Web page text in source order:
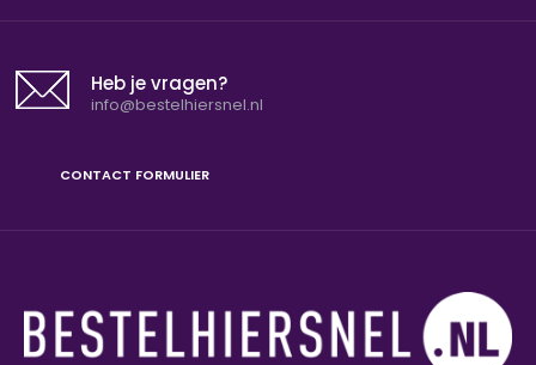
Heb je vragen?
info@bestelhiersnel.nl
CONTACT FORMULIER